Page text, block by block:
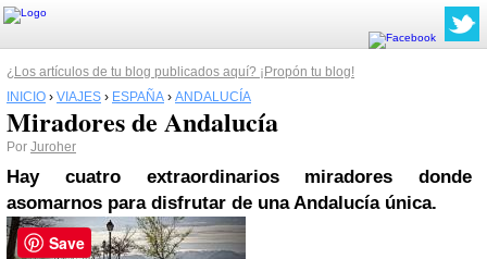
¿Los artículos de tu blog publicados aquí? ¡Propón tu blog!
INICIO › VIAJES › ESPAÑA › ANDALUCÍA
Miradores de Andalucía
Por Juroher
Hay cuatro extraordinarios miradores donde
asomarnos para disfrutar de una Andalucía única.
Save